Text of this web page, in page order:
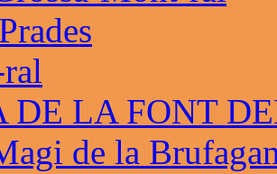
DE LA FONT
de la